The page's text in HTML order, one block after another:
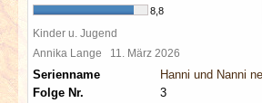
8,8
Kinder u. Jugend
Annika Lange 11. März 2026
Serienname
Hanni und Nanni
Folge Nr.
3